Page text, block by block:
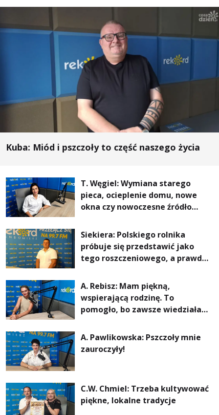
Kuba: Miód i pszczoły to część naszego życia
T. Węgiel: Wymiana starego
pieca, ocieplenie domu, nowe
okna czy nowoczesne źródło
rachunki za energię, lepszy
komfort życia i... czystsze
powietrze
Siekiera: Polskiego rolnika
próbuje się przedstawić jako
tego roszczeniowego, a prawda
A. Rebisz: Mam piękną,
wspierającą rodzinę. To
pomogło, bo zawsze wiedziałam,
najważniejsza
A. Pawlikowska: Pszczoły mnie
zauroczyły!
C.W. Chmiel: Trzeba kultywować
piękne, lokalne tradycje